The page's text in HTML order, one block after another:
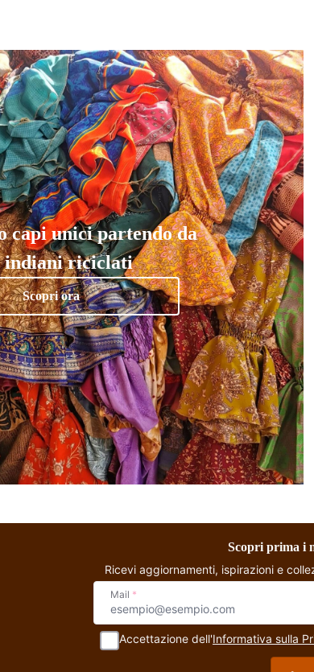
capi unici partendo da
indiani riciclati
Scopri ora
Scopri prima i
Ricevi aggiornamenti, ispirazioni e
Mail *
Accettazione dell'Informativa sulla